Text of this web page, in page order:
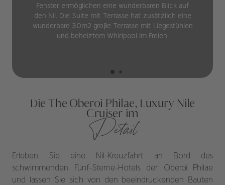
Fenster ermöglichen eine wunderbaren Blick auf
den Nil. Die Suite mit Terrasse hat zusätzlich eine
wunderbare 30m2 große Terrasse mit Liegestühlen
und beheiztem Whirlpool im Freien.
Die The Oberoi Philae, Luxury Nile
Cruiser im
Detail
Erleben Sie eine Nil-Kreuzfahrt an Bord des
schwimmenden Fünf-Sterne-Hotels der Oberoi Philae
und lassen Sie sich von den beeindruckenden Bauten